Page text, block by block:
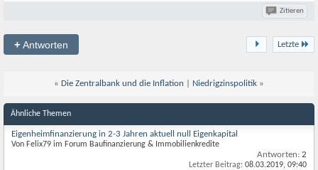
Zitieren
+Antworten Letzte
« Die Zentralbank und die Inflation Niedrigzinspolitik »
Ähnliche Themen
Eigenheimfinanzierung in 2-3 Jahren aktuell null Eigenkapital
Von Felix79 im Forum Baufinanzierung & Immobilienkredite
Antworten: 2
Letzter Beitrag: 08.03.2019, 09:40